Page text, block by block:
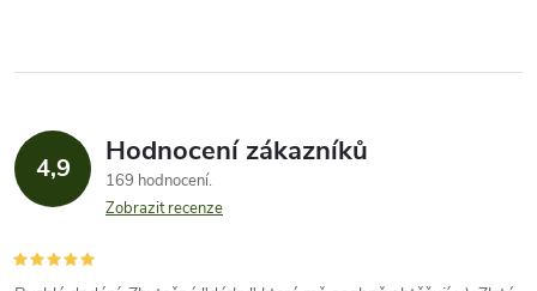
4,9 Hodnocení zákazníků
169 hodnocení
Zobrazit recenze